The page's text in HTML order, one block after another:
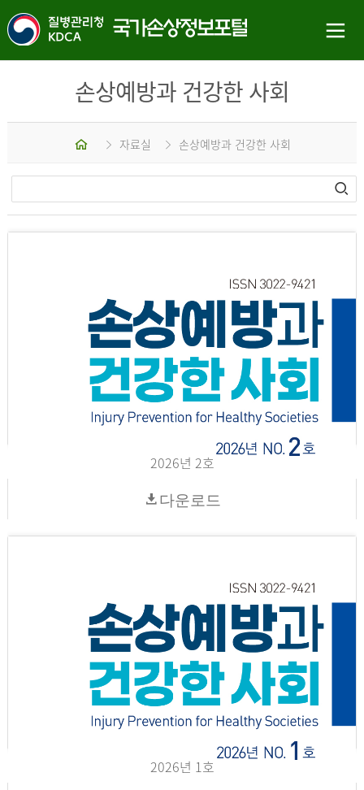
손상예방과 건강한 사회
홈 자료실 손상예방과 건강한 사회
2026년 2호
다운로드
2026년 1호